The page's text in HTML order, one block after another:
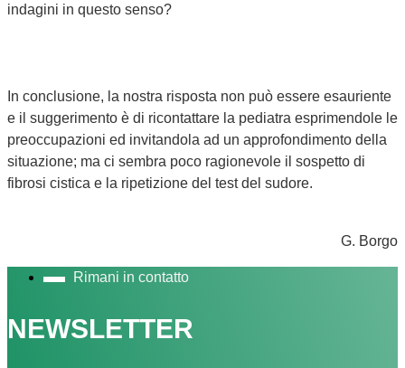
indagini in questo senso?
In conclusione, la nostra risposta non può essere esauriente
e il suggerimento è di ricontattare la pediatra esprimendole le
preoccupazioni ed invitandola ad un approfondimento della
situazione; ma ci sembra poco ragionevole il sospetto di
fibrosi cistica e la ripetizione del test del sudore.
G. Borgo
Rimani in contatto
NEWSLETTER